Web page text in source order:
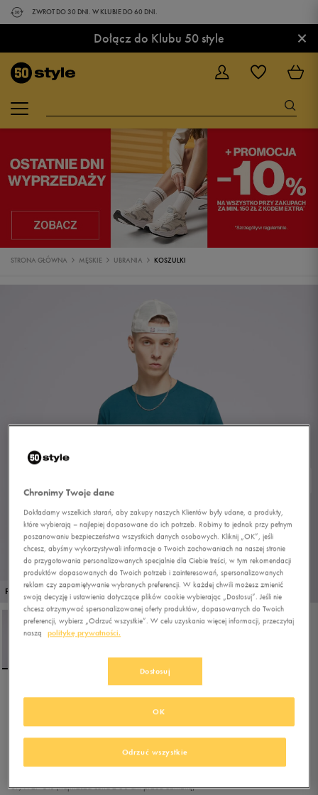
ZWROT DO 30 DNI. W KLUBIE DO 60 DNI.
Dołącz do Klubu 50 style ×
STRONA GŁÓWNA MĘSKIE UBRANIA KOSZULKI
PROMO: DO -30%
CHAMPION T-SHIRT
67,49zł-5%(najniższa cena z 30 dni przed obniżką)
63,99złz Vat
Chronimy Twoje dane
Dokładamy wszelkich starań, aby zakupy naszych Klientów były udane, a produkty,
które wybierają – najlepiej dopasowane do ich potrzeb. Robimy to jednak przy pełnym
poszanowaniu bezpieczeństwa wszystkich danych osobowych. Kliknij „OK”, jeśli
chcesz, abyśmy wykorzystywali informacje o Twoich zachowaniach na naszej stronie
do przygotowania personalizowanych specjalnie dla Ciebie treści, w tym rekomendacji
produktów dopasowanych do Twoich potrzeb i zainteresowań, spersonalizowanych
reklam czy zapamiętywanie wybranych preferencji. W każdej chwili możesz zmienić
swoją decyzję i ustawienia dotyczące plików cookie wybierając „Dostosuj”. Jeśli nie
chcesz otrzymywać spersonalizowanej oferty produktów, dopasowanych do Twoich
preferencji, wybierz „Odrzuć wszystkie”. W celu uzyskania więcej informacji, przeczytaj
naszą
politykę prywatności.
Dostosuj
Odrzuć wszystkie
OK